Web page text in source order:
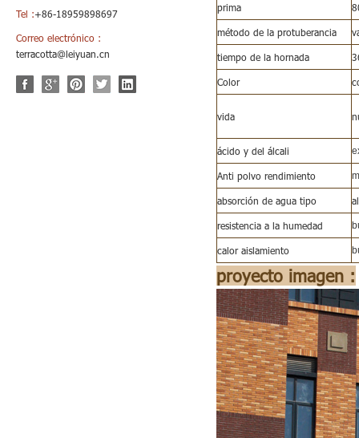
Tel :+86-18959898697
Correo electrónico :
terracotta@leiyuan.cn
prima
método de la protuberancia
tiempo de la hornada
Color
vida
ácido y del álcali
Anti polvo rendimiento
absorción de agua tipo
resistencia a la humedad
calor aislamiento
proyecto imagen :